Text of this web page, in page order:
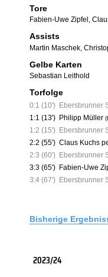
Tore
Fabien-Uwe Zipfel ,
Assists
Martin Maschek
Gelbe Karten
Sebastian Leithold
Torfolge
0:1 (10') Ebersbrunner
1:1 (13') Philipp Müller
1:2 (15') Ebersbrunner
2:2 (55') Claus Kuchs
2:3 (60') Ebersbrunner
3:3 (65') Fabien-Uwe
3:4 (67') Ebersbrunner
Bisherige
2023/24